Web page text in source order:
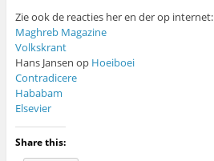
Zie ook de reacties her en der op internet:
Maghreb Magazine
Volkskrant
Hans Jansen op Hoeiboei
Contradicere
Hababam
Elsevier
Share this: